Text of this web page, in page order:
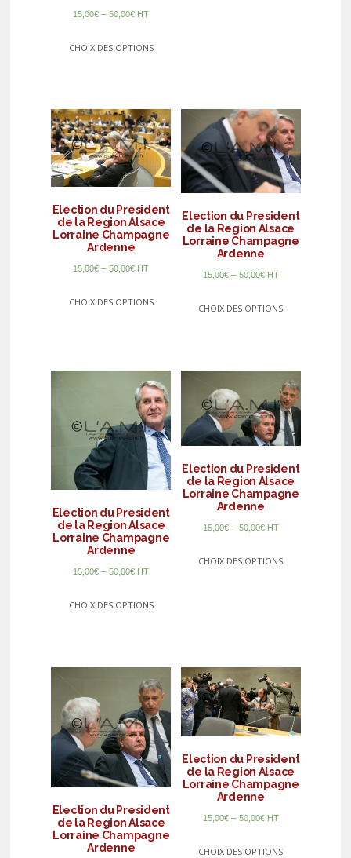
15,00€ –50,00€ HT
CHOIX DES OPTIONS
Election du President
de la Region Alsace
Lorraine Champagne
Ardenne
15,00€ –50,00€ HT
CHOIX DES OPTIONS
Election du President
de la Region Alsace
Lorraine Champagne
Ardenne
15,00€– 50,00€ HT
CHOIX DES OPTIONS
Election du President
de la Region Alsace
Lorraine Champagne
Ardenne
15,00€ –50,00€ HT
CHOIX DES OPTIONS
Election du President
de la Region Alsace
Lorraine Champagne
Ardenne
15,00€– 50,00€ HT
CHOIX DES OPTIONS
Election du President
de la Region Alsace
Lorraine Champagne
Ardenne
Election du President
de la Region Alsace
Lorraine Champagne
Ardenne
15,00€– 50,00€ HT
CHOIX DES OPTIONS